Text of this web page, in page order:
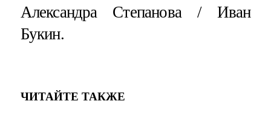
Александра Степанова / Иван
Букин.
ЧИТАЙТЕ ТАКЖЕ